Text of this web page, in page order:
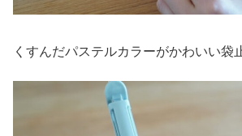
くすんだパステルカラーがかわいい袋